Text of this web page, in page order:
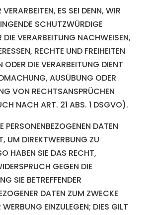
ES SEI DENN, WIR
SCHUTZWÜRDIGE
DIE VERARBEITUNG NACHWEISEN,
RECHTE UND FREIHEITEN
ODER DIE VERARBEITUNG DIENT
AUSÜBUNG ODER
VON RECHTSANSPRÜCHEN
NACH ART. 21 ABS. 1 DSGVO).
PERSONENBEZOGENEN DATEN
UM DIREKTWERBUNG ZU
HABEN SIE DAS RECHT,
GEGEN DIE
SIE BETREFFENDER
DATEN ZUM ZWECKE
WERBUNG EINZULEGEN; DIES GILT